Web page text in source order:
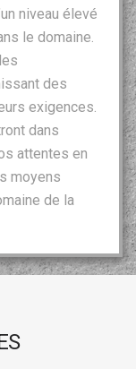
niveau élevé
le domaine.
des
exigences.
dans
attentes en
moyens
de la